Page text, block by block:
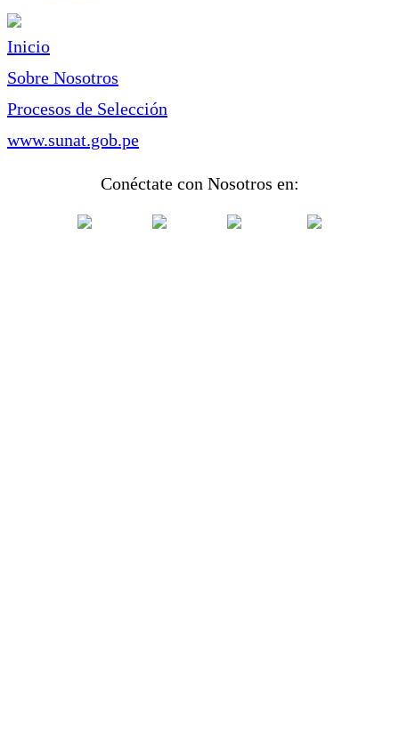
Inicio
Sobre Nosotros
Procesos de Selección
www.sunat.gob.pe
Conéctate con Nosotros en: